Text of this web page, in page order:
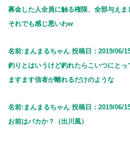
募金した人全員に触る権限、全部与えま
それでも感じ悪いわw
名前:まんまるちゃん 投稿日：2019/06/
釣りとはいうけど釣れたらこいつにと
ますます信者が離れるだけのような
名前:まんまるちゃん 投稿日：2019/06/
お前はバカか？（出川風）